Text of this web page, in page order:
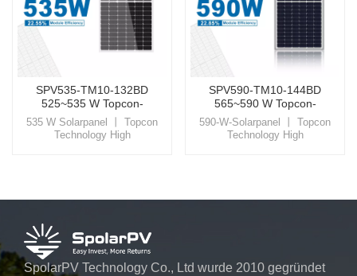
SPV535-TM10-132BD
525~535 W Topcon-
Solarpanel
535 W Solarpanel 丨 Topcon
Technology High
hochwertige, innovative
SPV590-TM10-144BD
565~590 W Topcon-
Solarpanel
590-W-Solarpanel 丨 Topcon
Technology High
hochwertige, innovative
SpolarPV Technology Co., Ltd wurde 2010 gegründet